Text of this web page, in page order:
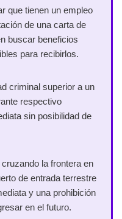
que tienen un empleo
de una carta de
buscar beneficios
para recibirlos.
criminal superior a un
respectivo
sin posibilidad de
la frontera en
de entrada terrestre
y una prohibición
en el futuro.